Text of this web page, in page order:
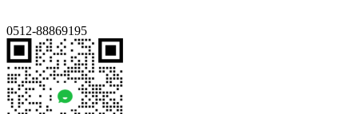
0512-88869195